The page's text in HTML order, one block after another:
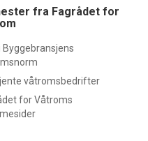
fra Fagrådet for
Byggebransjens
våtromsbedrifter
for Våtroms